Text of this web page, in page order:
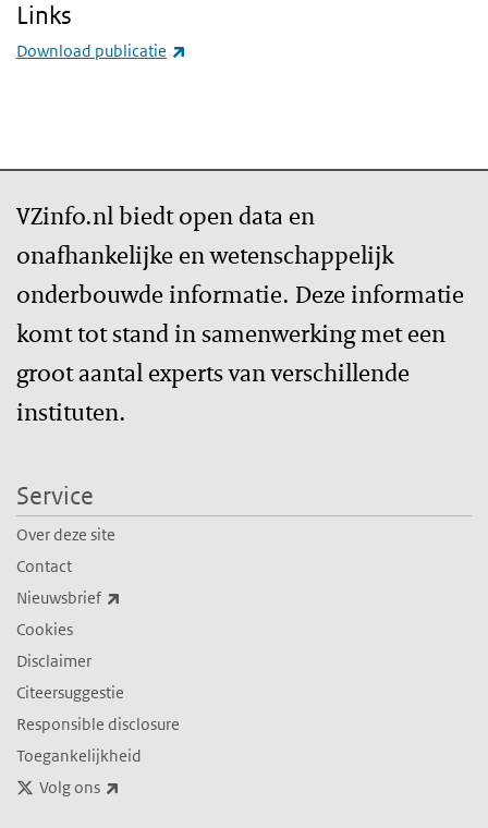
Links
Download publicatie
VZinfo.nl biedt open data en
onafhankelijke en wetenschappelijk
onderbouwde informatie. Deze informatie
komt tot stand in samenwerking met een
groot aantal experts van verschillende
instituten.
Service
Over deze site
Contact
Nieuwsbrief
Cookies
Disclaimer
Citeersuggestie
Responsible disclosure
Toegankelijkheid
Volg ons